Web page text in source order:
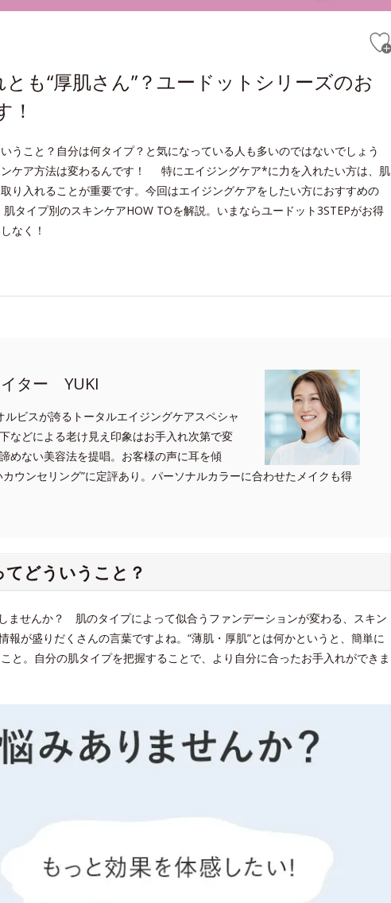
も“厚肌さん”？ユードットシリーズのお
！
うこと？自分は何タイプ？と気になっている人も多いのではないでしょう
ケア方法は変わるんです！ 特にエイジングケア*に力を入れたい方は、肌
り入れることが重要です。今回はエイジングケアをしたい方におすすめの
タイプ別のスキンケアHOW TOを解説。いまならユードット3STEPがお得
なく！
イター YUKI
ビスが誇るトータルエイジングケアスペシャ
などによる老け見え印象はお手入れ次第で変
めない美容法を提唱。お客様の声に耳を傾
ウンセリング”に定評あり。パーソナルカラーに合わせたメイクも得
てどういうこと？
ませんか？ 肌のタイプによって似合うファンデーションが変わる、スキン
が盛りだくさんの言葉ですよね。“薄肌・厚肌”とは何かというと、簡単に
と。自分の肌タイプを把握することで、より自分に合ったお手入れができま